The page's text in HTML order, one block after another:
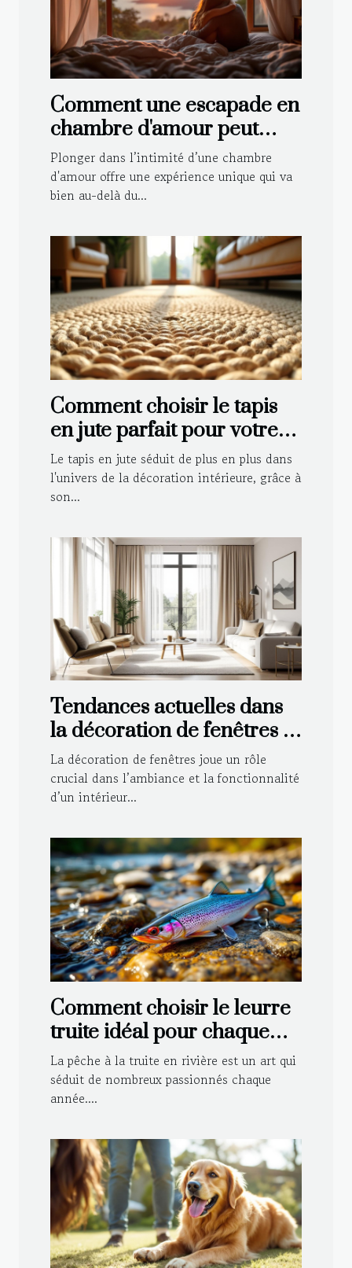
Comment une escapade en
chambre d'amour peut
renforcer votre relation ?
Plonger dans l’intimité d’une chambre
d'amour offre une expérience unique qui va
bien au-delà du...
Comment choisir le tapis
en jute parfait pour votre
intérieur ?
Le tapis en jute séduit de plus en plus dans
l'univers de la décoration intérieure, grâce à
son...
Tendances actuelles dans
la décoration de fenêtres :
Voilages et rideaux
La décoration de fenêtres joue un rôle
crucial dans l’ambiance et la fonctionnalité
d’un intérieur...
Comment choisir le leurre
truite idéal pour chaque
type de rivière ?
La pêche à la truite en rivière est un art qui
séduit de nombreux passionnés chaque
année....